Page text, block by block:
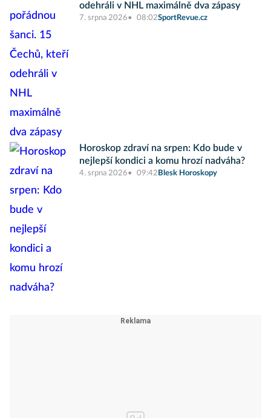
odehráli v NHL maximálně dva zápasy
7. srpna 2026 08:02SportRevue.cz
Horoskop zdraví na srpen: Kdo bude v
nejlepší kondici a komu hrozí nadváha?
4. srpna 2026 09:42 Blesk Horoskopy